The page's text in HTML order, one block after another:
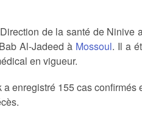
de la santé de Ninive
Al-Jadeed à Mossoul. Il a
en vigueur.
enregistré 155 cas confirmés